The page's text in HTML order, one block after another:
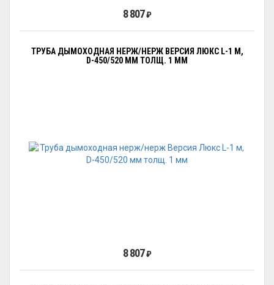
8 807₽
ТРУБА ДЫМОХОДНАЯ НЕРЖ/НЕРЖ ВЕРСИЯ ЛЮКС L-1 М,
D-450/520 ММ ТОЛЩ. 1 ММ
8 807₽